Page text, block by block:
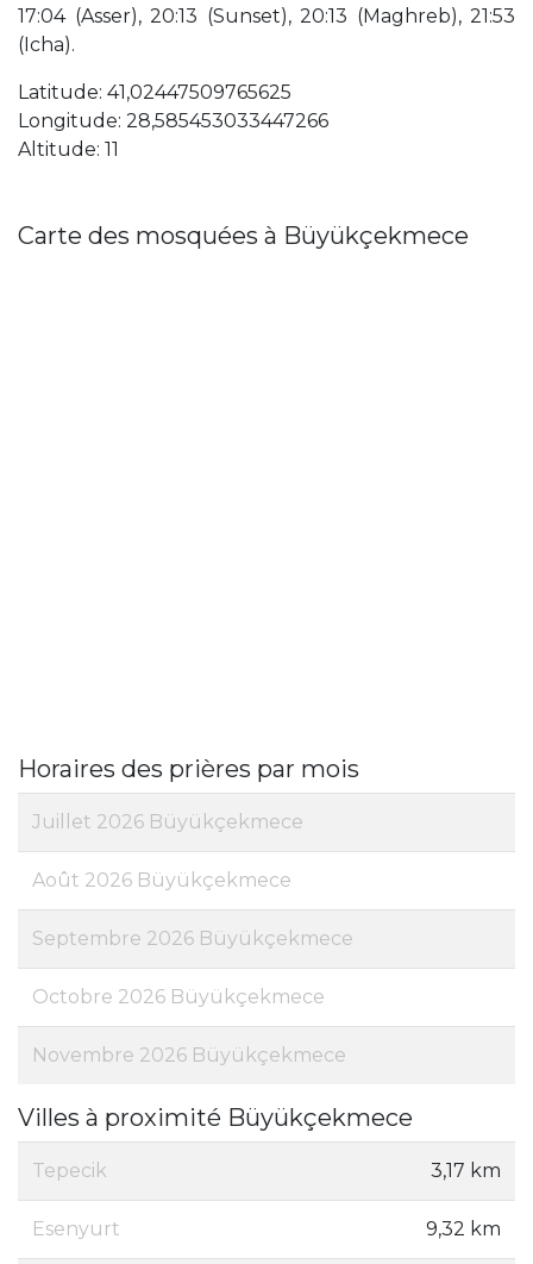
17:04 (Asser), 20:13 (Sunset), 20:13 (Maghreb), 21:53
(Icha).
Latitude: 41,02447509765625
Longitude: 28,585453033447266
Altitude: 11
Carte des mosquées à Büyükçekmece
Horaires des prières par mois
Juillet 2026 Büyükçekmece
Août 2026 Büyükçekmece
Septembre 2026 Büyükçekmece
Octobre 2026 Büyükçekmece
Novembre 2026 Büyükçekmece
Villes à proximité Büyükçekmece
Tepecik 3,17 km
Esenyurt 9,32 km